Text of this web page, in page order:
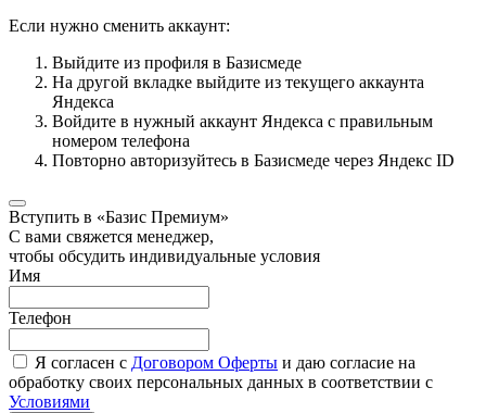
Если нужно сменить аккаунт:
Выйдите из профиля в Базисмеде
На другой вкладке выйдите из текущего аккаунта
Яндекса
Войдите в нужный аккаунт Яндекса с правильным
номером телефона
Повторно авторизуйтесь в Базисмеде через Яндекс ID
Вступить в «Базис Премиум»
С вами свяжется менеджер,
чтобы обсудить индивидуальные условия
Имя
Телефон
Я согласен с Договором Оферты и даю согласие на
обработку своих персональных данных в соответствии с
Условиями